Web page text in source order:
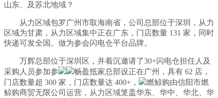
山东、及苏北地域？
从力区域包罗广州市取海南省，公司总部位于深圳，从力
区域为甘肃，从力区域集中正在广东，门店数量 131 家，同时
快递可发全国。做为参会闪电仓平台品牌。
万辉总部位于深圳区，并着沉邀请了30+闪电仓担任人及
采购人员参加参
畅盈抵家总部设正在广州，具有 62 店，
门店数量超 300 家，门店数量达 400+，
燃鲸购由信阳市燃
鲸购商贸无限公司运营，从力区域笼盖华东、华中、华北、华